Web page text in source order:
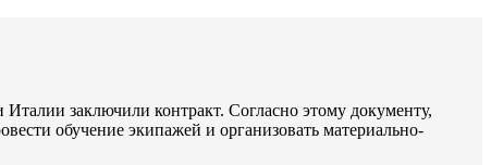
заключили контракт. Согласно этому документу,
обучение экипажей и организовать материально-